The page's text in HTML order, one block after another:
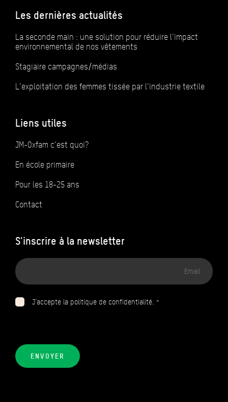
Les dernières actualités
La seconde main : une solution pour réduire l’impact
environnemental de nos vêtements
Stagiaire campagnes/médias
L’exploitation des femmes tissée par l’industrie textile
Liens utiles
JM-Oxfam c’est quoi?
En école primaire
Pour les 18-25 ans
Contact
S'inscrire à la newsletter
Adresse
email
J’accepte la politique de confidentialité. *
ENVOYER